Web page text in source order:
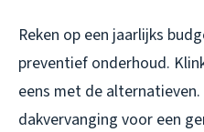
Reken op een jaarlijks
preventief onderhoud.
eens met de
dakvervanging voor een